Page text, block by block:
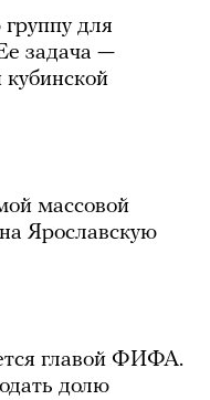
для
задача —
кубинской
массовой
Ярославскую
главой ФИФА.
долю